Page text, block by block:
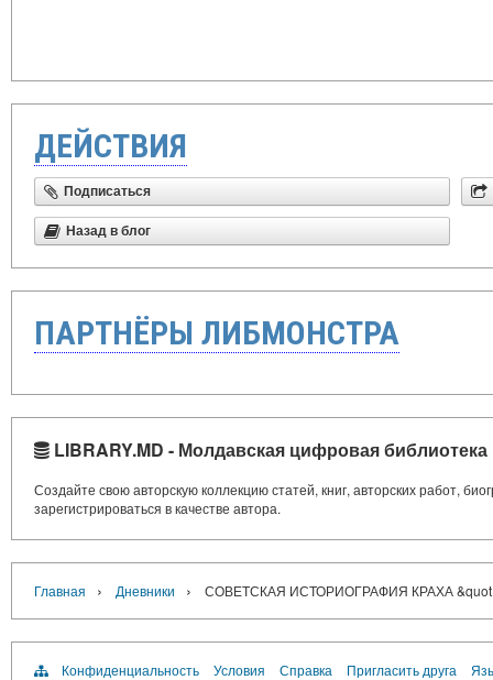
ДЕЙСТВИЯ
Подписаться
Назад в блог
ПАРТНЁРЫ ЛИБМОНСТРА
LIBRARY.MD - Молдавская цифровая библиотека
Создайте свою авторскую коллекцию статей, книг, авторских работ,
зарегистрироваться в качестве автора.
Главная › Дневники › СОВЕТСКАЯ ИСТОРИОГРАФИЯ КРАХА
Конфиденциальность Условия Справка Пригласить друга